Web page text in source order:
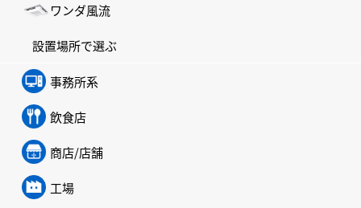
ワンダ風流
設置場所で選ぶ
事務所系
飲食店
商店/店舗
工場